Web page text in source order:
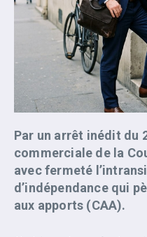
Par un arrêt inédit du
commerciale de la
avec fermeté
d’indépendance qui
aux apports (CAA).